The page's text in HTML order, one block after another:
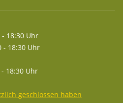
- 18:30 Uhr
- 18:30 Uhr
18:30 Uhr
geschlossen haben